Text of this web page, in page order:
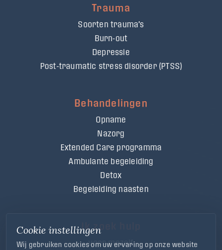
Cookie instellingen
Wij gebruiken cookies om uw ervaring op onze website
Trauma
Soorten trauma's
Burn-out
Depressie
Post-traumatic stress disorder (PTSS)
Behandelingen
Opname
Nazorg
Extended Care programma
Ambulante begeleiding
Detox
Begeleiding naasten
voor mezelf